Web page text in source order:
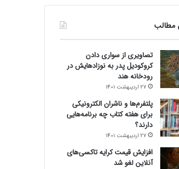
مطالب
تصاویری از سواری دادن
کروکودیل پدر به نوزادهایش در
رودخانه هند
27 اردیبهشت 1401
پلتفرم‌ها و ناشران الکترونیکی
برای هفته کتاب چه برنامه‌هایی
دارند؟
27 اردیبهشت 1401
افزایش قیمت کرایه تاکسی‌های
آنلاین لغو شد